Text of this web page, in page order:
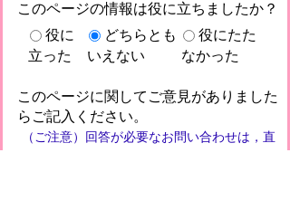
このページの情報は役に立ちましたか？
役に
立った
どちらとも
いえない
役にたた
なかった
このページに関してご意見がありました
らご記入ください。
（ご注意）回答が必要なお問い合わせは，直